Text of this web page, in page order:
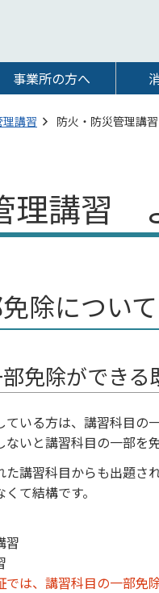
事業所の方へ
講習 防火・防災管理講
理講習
除について
免除ができ
いる方は、講習科目の
いと講習科目の一部を
講習科目からも出題さ
て結構です。
習
では、講習科目の一部免